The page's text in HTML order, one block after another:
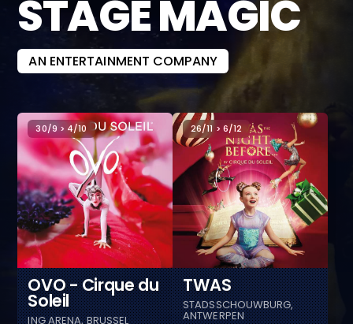
STAGE MAGIC
AN ENTERTAINMENT COMPANY
30/9 > 4/10
OVO - Cirque du
Soleil
ING ARENA, BRUSSEL
26/11 > 6/12
TWAS
STADSSCHOUWBURG,
ANTWERPEN